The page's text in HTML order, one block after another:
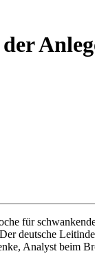
für
deutsche
Analyst beim